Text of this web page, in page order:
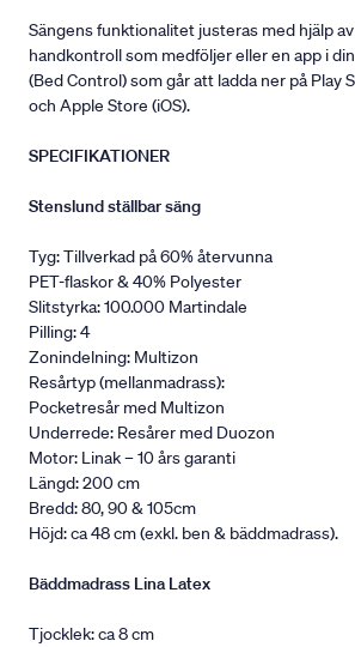
Sängens funktionalitet justeras med hjälp
handkontroll som medföljer eller en app i
(Bed Control) som går att ladda ner på Play
och Apple Store (iOS).
SPECIFIKATIONER
Stenslund ställbar säng
Tyg: Tillverkad på 60% återvunna
PET-flaskor & 40% Polyester
Slitstyrka: 100.000 Martindale
Pilling: 4
Zonindelning: Multizon
Resårtyp (mellanmadrass):
Pocketresår med Multizon
Underrede: Resårer med Duozon
Motor: Linak – 10 års garanti
Längd: 200 cm
Bredd: 80, 90 & 105cm
Höjd: ca 48 cm (exkl. ben & bäddmadrass).
Bäddmadrass Lina Latex
Tjocklek: ca 8 cm